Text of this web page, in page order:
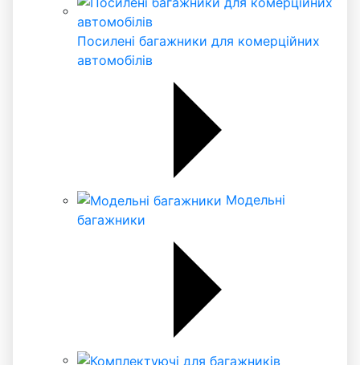
Посилені багажники для комерційних
автомобілів
Модельні
багажники